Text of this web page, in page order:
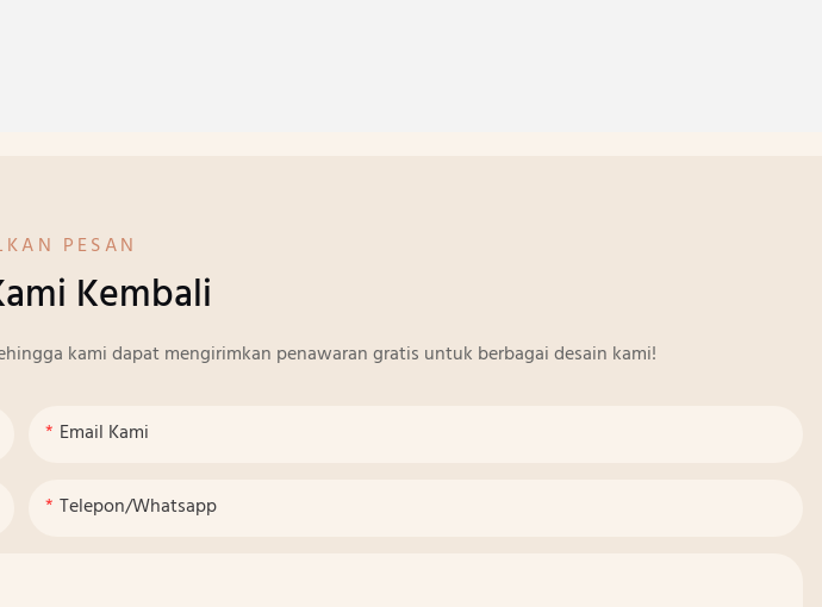
PESAN
Kembali
kami dapat mengirimkan penawaran gratis untuk berbagai desain kami!
Email Kami
Telepon/whatsapp